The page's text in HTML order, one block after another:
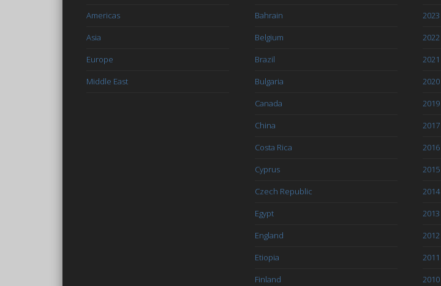
Americas
Asia
Europe
Middle East
Bahrain
Belgium
Brazil
Bulgaria
Canada
China
Costa Rica
Cyprus
Czech Republic
Egypt
England
Etiopia
Finland
2023
2022
2021
2020
2019
2017
2016
2015
2014
2013
2012
2011
2010